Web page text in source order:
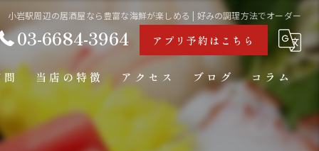
小岩駅周辺の居酒屋なら豊富な海鮮が楽しめる | 好みの調理方法でオーダー
03-6684-3964 アプリ予約はこちら
当店の特徴
海鮮
アクセス ブログ コラム